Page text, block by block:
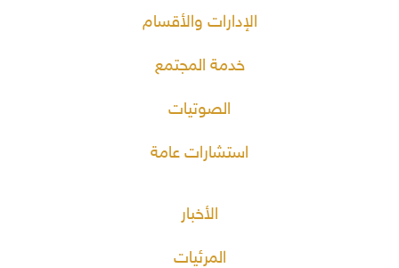
الإدارات والأقسام
خدمة المجتمع
الصوتيات
استشارات عامة
الأخبار
المرئيات